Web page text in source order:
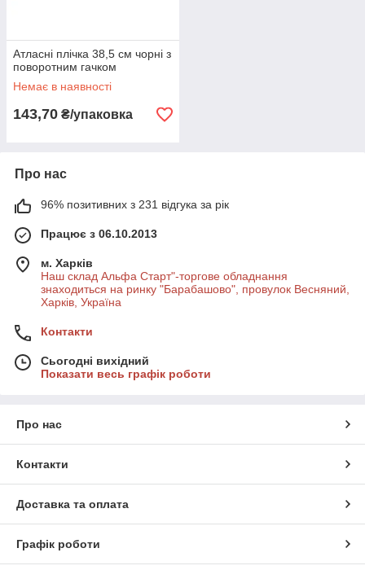
Атласні плічка 38,5 см чорні з
поворотним гачком
Немає в наявності
143,70 ₴/упаковка
Про нас
96% позитивних з 231 відгука за рік
Працює з 06.10.2013
м. Харків
Наш склад Альфа Старт"-торгове обладнання
знаходиться на ринку "Барабашово", провулок Весняний,
Харків, Україна
Контакти
Сьогодні вихідний
Показати весь графік роботи
Про нас
Контакти
Доставка та оплата
Графік роботи